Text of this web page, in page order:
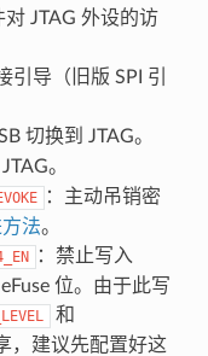
对 JTAG 外设的访
引导（旧版 SPI 引
切换到 JTAG。
。
：主动吊销密
法。
：禁止写入
位。由于此写
和
，建议先配置好这